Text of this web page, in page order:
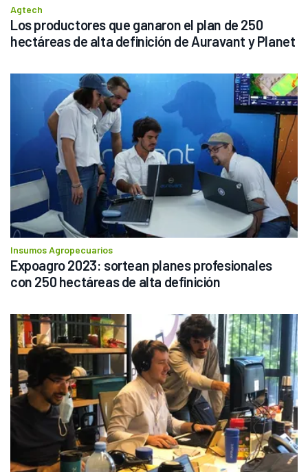
Agtech
Los productores que ganaron el plan de 250
hectáreas de alta definición de Auravant y Planet
Insumos Agropecuarios
Expoagro 2023: sortean planes profesionales
con 250 hectáreas de alta definición